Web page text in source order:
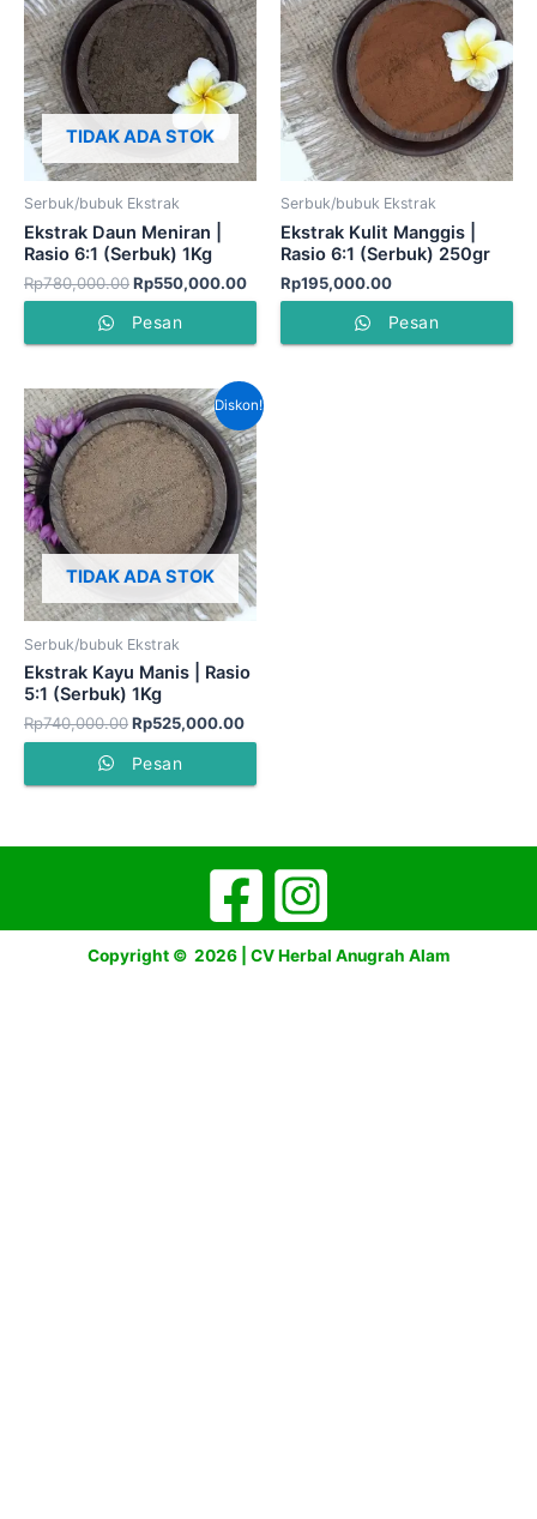
TIDAK ADA STOK
Serbuk/bubuk Ekstrak
Ekstrak Daun Meniran |
Rasio 6:1 (Serbuk) 1Kg
Rp780,000.00
Rp780,000.00.
Rp550,000.00
adalah:
Rp550,000.00.
Pesan
Serbuk/bubuk Ekstrak
Ekstrak Kulit Manggis |
Rasio 6:1 (Serbuk) 250gr
Rp195,000.00
Pesan
Diskon!
TIDAK ADA STOK
Serbuk/bubuk Ekstrak
Ekstrak Kayu Manis | Rasio
5:1 (Serbuk) 1Kg
Rp740,000.00
Harga
aslinya
adalah:
Rp740,000.00.
Rp525,000.00
Harga
saat
ini
adalah:
Rp525,000.00.
Pesan
Copyright © 2026 | CV Herbal Anugrah Alam